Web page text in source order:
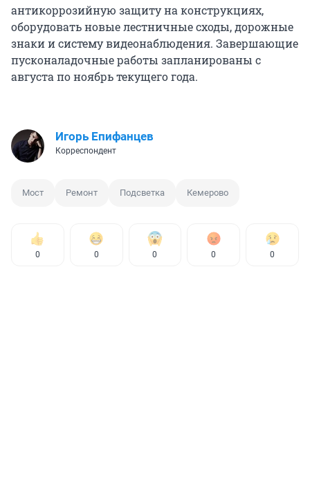
антикоррозийную защиту на конструкциях,
оборудовать новые лестничные сходы, дорожные
знаки и систему видеонаблюдения. Завершающие
пусконаладочные работы запланированы с
августа по ноябрь текущего года.
Игорь Епифанцев
Корреспондент
Мост Ремонт Подсветка Кемерово
0 0 0 0 0